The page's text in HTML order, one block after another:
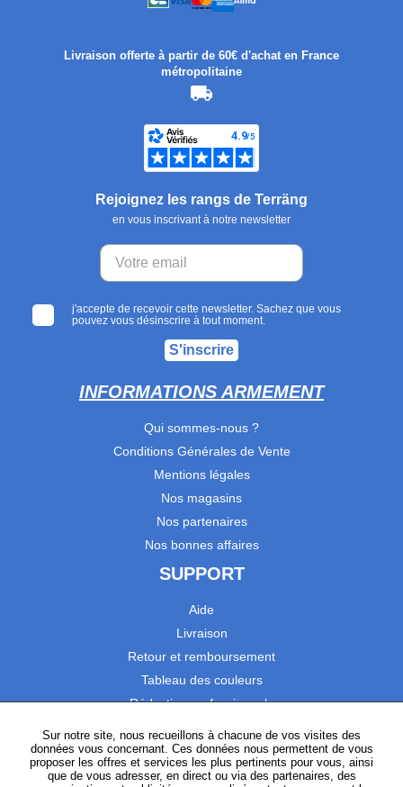
Livraison offerte à partir de 60€ d'achat en France
métropolitaine
Rejoignez les rangs de Terräng
en vous inscrivant à notre newsletter
j'accepte de recevoir cette newsletter. Sachez que vous
pouvez vous désinscrire à tout moment.
S'inscrire
INFORMATIONS ARMEMENT
Qui sommes-nous ?
Conditions Générales de Vente
Mentions légales
Nos magasins
Nos partenaires
Nos bonnes affaires
SUPPORT
Aide
Livraison
Retour et remboursement
Tableau des couleurs
Réduction professionnels
Satisfaction Clients
Sur notre site, nous recueillons à chacune de vos visites des
données vous concernant. Ces données nous permettent de vous
proposer les offres et services les plus pertinents pour vous, ainsi
que de vous adresser, en direct ou via des partenaires, des